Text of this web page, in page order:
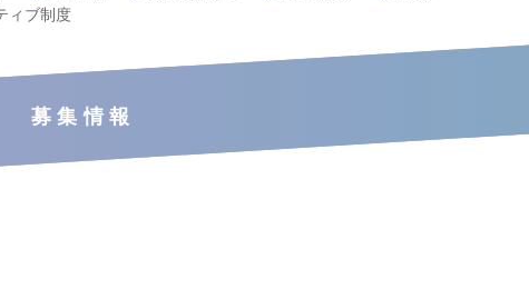
ィブ制度
募集情報